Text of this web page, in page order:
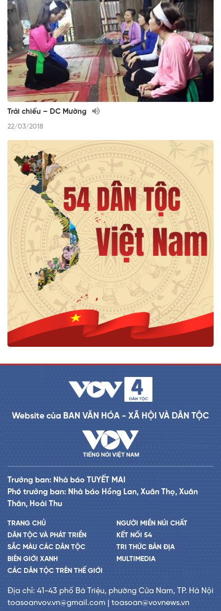
Trải chiếu – DC Mường
22/03/2018
Website của BAN VĂN HÓA - XÃ HỘI VÀ DÂN TỘC
Trưởng ban: Nhà báo TUYẾT MAI
Phó trưởng ban: Nhà báo Hồng Lan, Xuân Thọ, Xuân
Thân, Hoài Thu
TRANG CHỦ
DÂN TỘC VÀ PHÁT TRIỂN
SẮC MÀU CÁC DÂN TỘC
BIÊN GIỚI XANH
CÁC DÂN TỘC TRÊN THẾ GIỚI
NGƯỜI MIỀN NÚI CHẤT
KẾT NỐI 54
TRI THỨC BẢN ĐỊA
MULTIMEDIA
Địa chỉ: 41-43 phố Bà Triệu, phường Cửa Nam, TP. Hà Nội
toasoanvov.vn@gmail.com | toasoan@vovnews.vn